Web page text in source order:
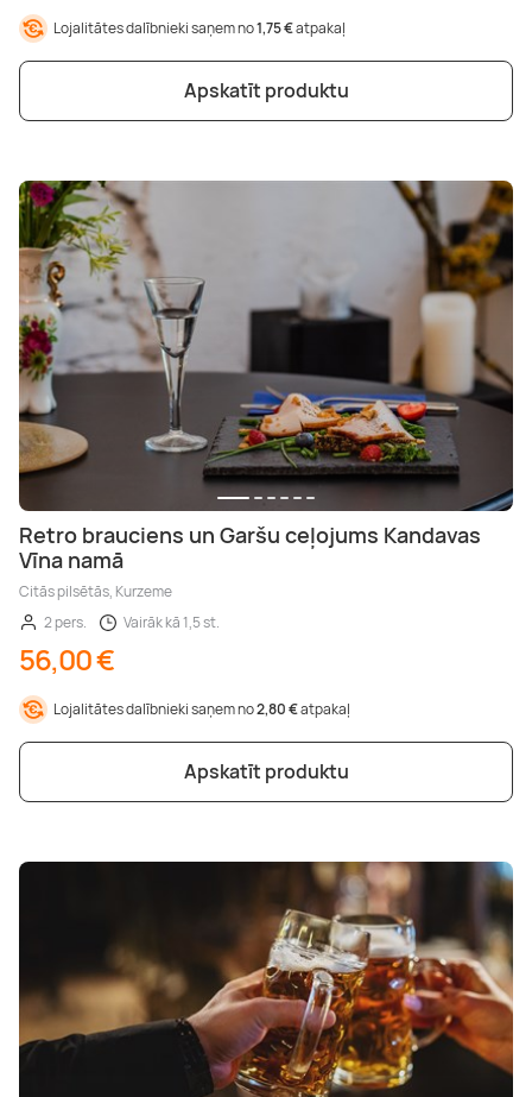
Lojalitātes dalībnieki saņem no1,75 €atpakaļ
Apskatīt produktu
Retro brauciens un Garšu ceļojums Kandavas
Vīna namā
Citās pilsētās, Kurzeme
2 pers.
Vairāk kā 1,5 st.
56,00 €
Lojalitātes dalībnieki saņem no2,80 €atpakaļ
Apskatīt produktu